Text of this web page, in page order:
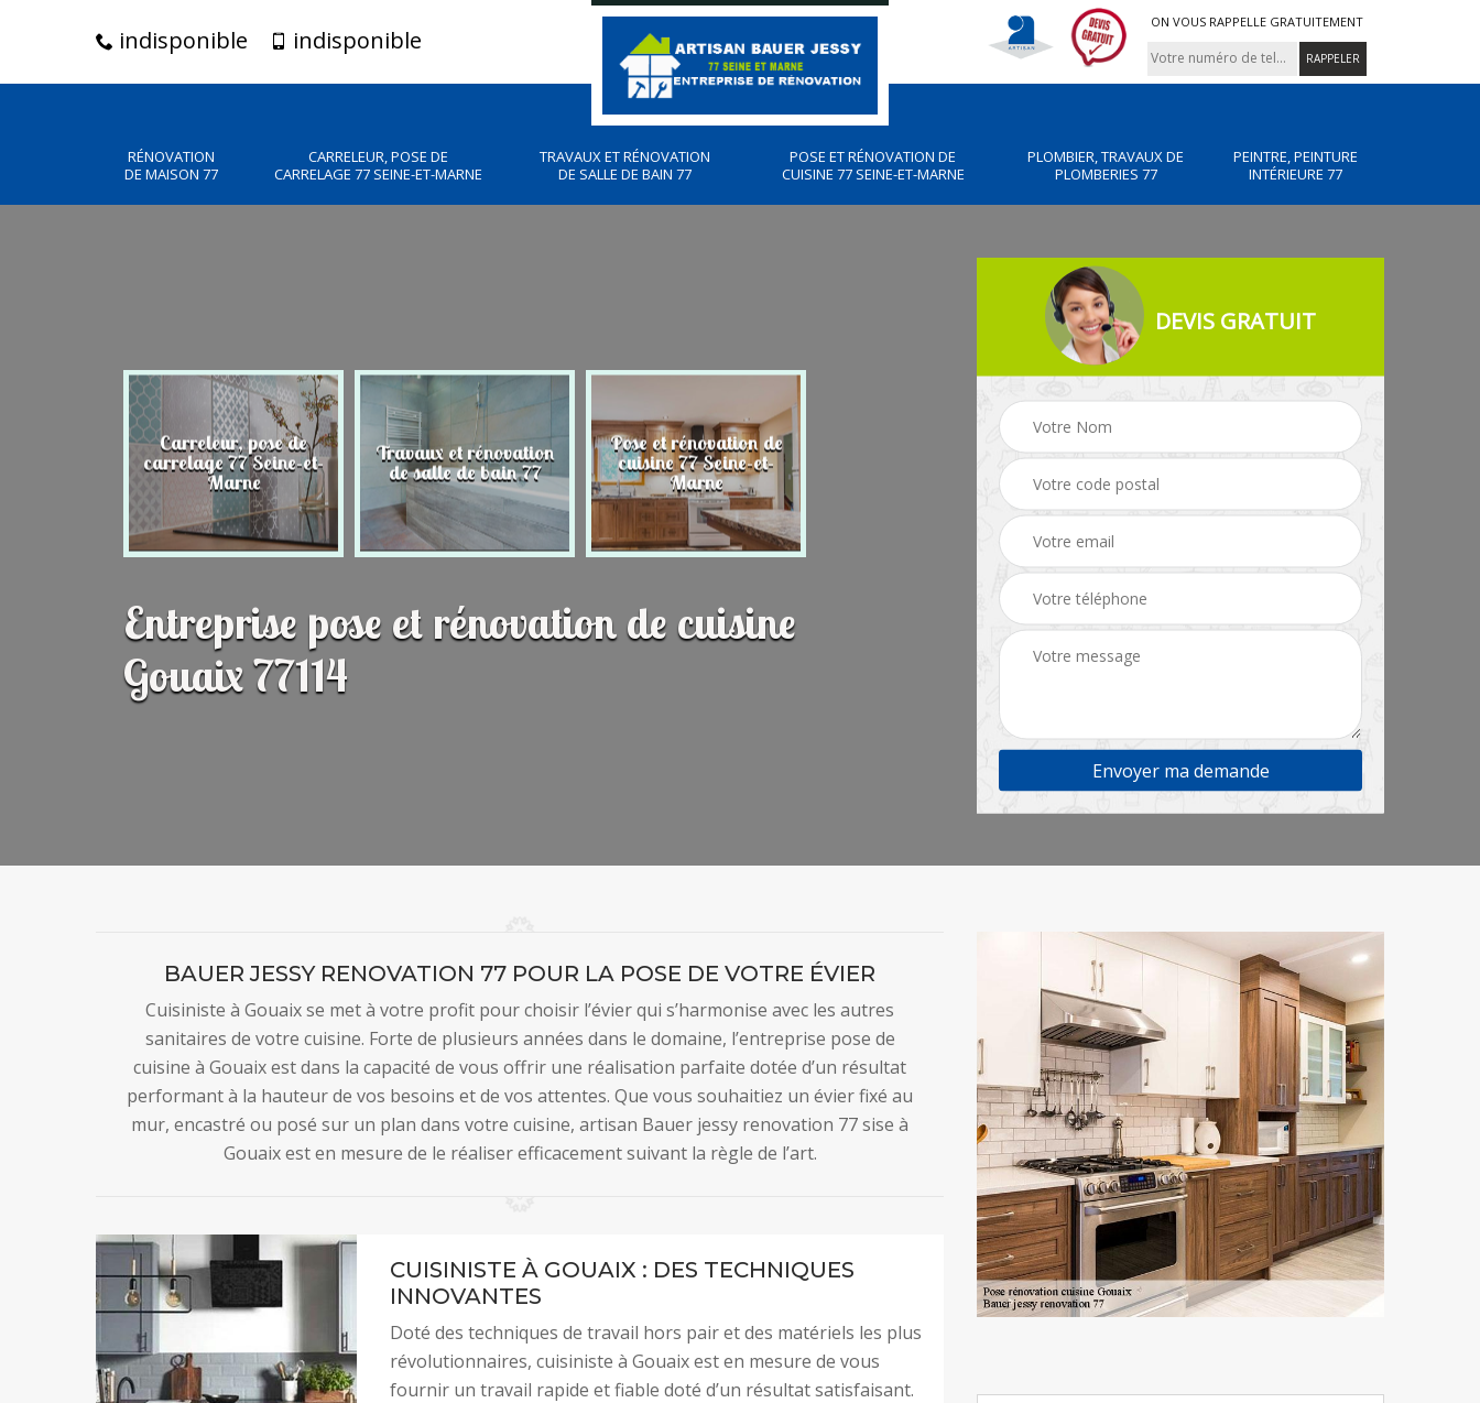
indisponible indisponible
ON VOUS RAPPELLE GRATUITEMENT
RÉNOVATION
DE MAISON 77
CARRELEUR, POSE DE
CARRELAGE 77 SEINE-ET-MARNE
TRAVAUX ET RÉNOVATION
DE SALLE DE BAIN 77
POSE ET RÉNOVATION DE
CUISINE 77 SEINE-ET-MARNE
PLOMBIER, TRAVAUX DE
PLOMBERIES 77
PEINTRE, PEINTURE
INTÉRIEURE 77
Carreleur, pose de
carrelage 77 Seine-et-
Marne
Travaux et rénovation
de salle de bain 77
Pose et rénovation de
cuisine 77 Seine-et-
Marne
Plombier, travaux de Peintre, peinture
intérieure 77
Rénovation de maison
Entreprise pose et rénovation de cuisine
Gouaix 77114
DEVIS GRATUIT
BAUER JESSY RENOVATION 77 POUR LA POSE DE VOTRE ÉVIER
Cuisiniste à Gouaix se met à votre profit pour choisir l’évier qui s’harmonise avec les autres
sanitaires de votre cuisine. Forte de plusieurs années dans le domaine, l’entreprise pose de
cuisine à Gouaix est dans la capacité de vous offrir une réalisation parfaite dotée d’un résultat
performant à la hauteur de vos besoins et de vos attentes. Que vous souhaitiez un évier fixé au
mur, encastré ou posé sur un plan dans votre cuisine, artisan Bauer jessy renovation 77 sise à
Gouaix est en mesure de le réaliser efficacement suivant la règle de l’art.
CUISINISTE À GOUAIX : DES TECHNIQUES
INNOVANTES
Doté des techniques de travail hors pair et des matériels les plus
révolutionnaires, cuisiniste à Gouaix est en mesure de vous
fournir un travail rapide et fiable doté d’un résultat satisfaisant.